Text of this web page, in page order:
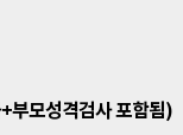
부모성격검사 포함됨)